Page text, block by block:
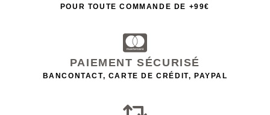
POUR TOUTE COMMANDE DE +99€
PAIEMENT SÉCURISÉ
BANCONTACT, CARTE DE CRÉDIT, PAYPAL